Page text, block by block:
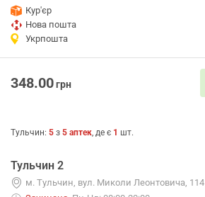
Кур'єр
Нова пошта
Укрпошта
348.00грн
Тульчин: 5 з 5 аптек, де є 1 шт.
Тульчин 2
м. Тульчин, вул. Миколи Леонтовича, 114